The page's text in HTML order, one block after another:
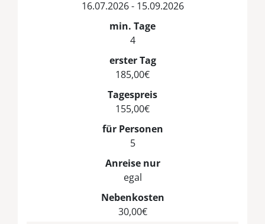
16.07.2026 - 15.09.2026
min. Tage
4
erster Tag
185,00€
Tagespreis
155,00€
für Personen
5
Anreise nur
egal
Nebenkosten
30,00€